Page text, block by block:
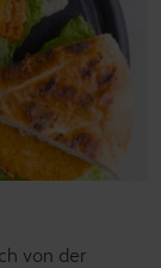
von der